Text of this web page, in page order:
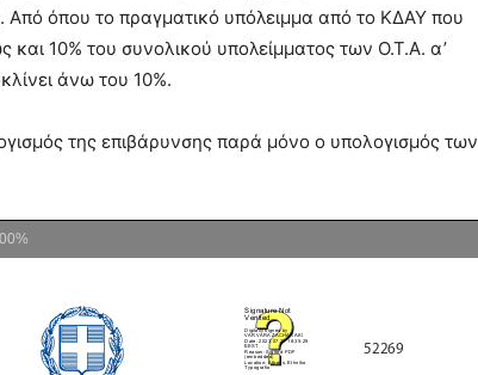
Από όπου το πραγματικό υπόλειμμα από το ΚΔΑΥ που
και 10% του συνολικού υπολείμματος των Ο.Τ.Α. α’
άνω του 10%.
της επιβάρυνσης παρά μόνο ο υπολογισμός των